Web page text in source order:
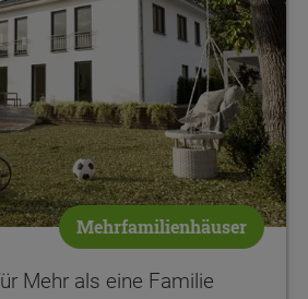
Mehrfamilienhäuser
Mehr als eine Familie